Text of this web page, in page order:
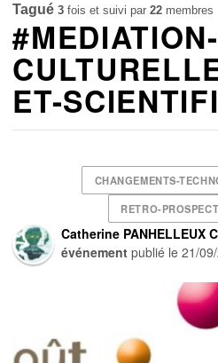
Tagué 3 fois et suivi par22 membres
#MEDIATION-
ET-
CHANGEMENTS-
RETRO-
Catherine PANHELLEUX
événement publié le21/